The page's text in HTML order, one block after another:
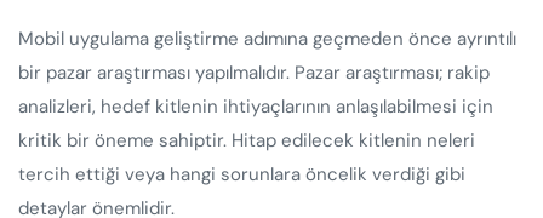
Mobil uygulama geliştirme adımına geçmeden önce ayrıntılı
bir pazar araştırması yapılmalıdır. Pazar araştırması; rakip
analizleri, hedef kitlenin ihtiyaçlarının anlaşılabilmesi için
kritik bir öneme sahiptir. Hitap edilecek kitlenin neleri
tercih ettiği veya hangi sorunlara öncelik verdiği gibi
detaylar önemlidir.